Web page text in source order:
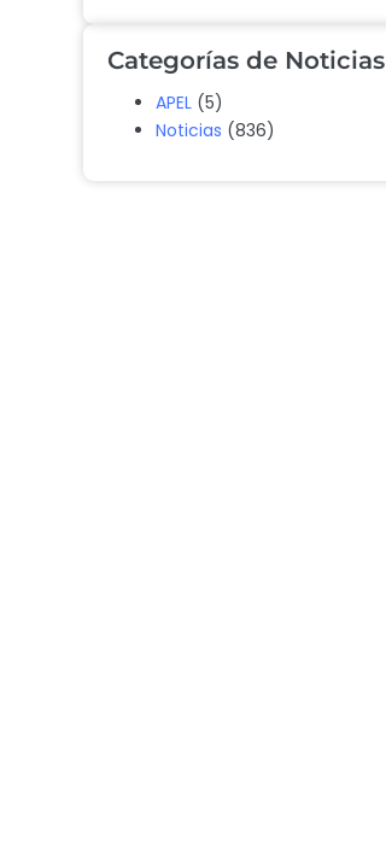
Categorías de Noticias
APEL (5)
Noticias (836)